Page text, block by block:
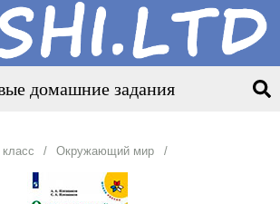
домашние задания
класс Окружающий мир